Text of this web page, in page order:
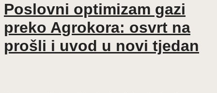
Poslovni optimizam gazi
preko Agrokora: osvrt na
prošli i uvod u novi tjedan